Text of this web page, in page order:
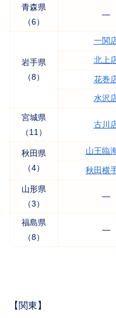
青森県
（6）
―
岩手県
（8）
一関
北上
花巻
水沢
宮城県
（11）
古川
秋田県
（4）
山王臨
秋田横
山形県
（3）
―
福島県
（8）
―
【関東】